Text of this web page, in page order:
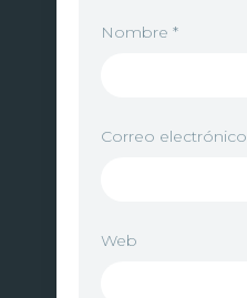
Nombre *
Correo electrónico
Web